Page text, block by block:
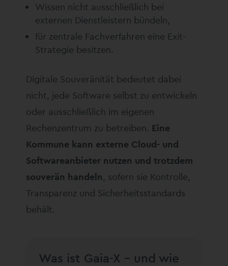
Wissen nicht ausschließlich bei
externen Dienstleistern bündeln,
für zentrale Fachverfahren eine Exit-
Strategie besitzen.
Digitale Souveränität bedeutet dabei
nicht, jede Software selbst zu entwickeln
oder ausschließlich im eigenen
Rechenzentrum zu betreiben. Eine
Kommune kann externe Cloud- und
Softwareanbieter nutzen und trotzdem
souverän handeln, sofern sie Kontrolle,
Transparenz und Sicherheitsstandards
behält.
Was ist Gaia-X – und wie